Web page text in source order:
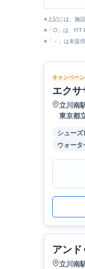
※上記には、施
※「○」は、FIT
※「－」は未提
キャンペー
エク
立川南
東京都
シューズ
ウォー
アン
立川南